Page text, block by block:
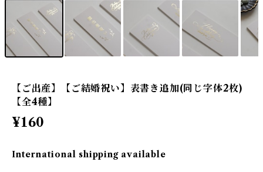
【ご出産】【ご結婚祝い】表書き追加(同じ字体2枚)
【全4種】
¥160
International shipping available